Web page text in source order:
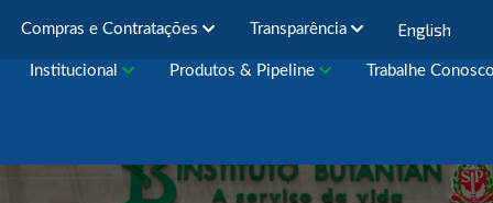
Compras e Contratações Transparência English
Institucional Produtos & Pipeline Trabalhe